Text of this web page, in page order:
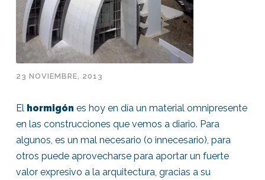
23 NOVIEMBRE, 2013
El hormigón es hoy en día un material omnipresente
en las construcciones que vemos a diario. Para
algunos, es un mal necesario (o innecesario), para
otros puede aprovecharse para aportar un fuerte
valor expresivo a la arquitectura, gracias a su